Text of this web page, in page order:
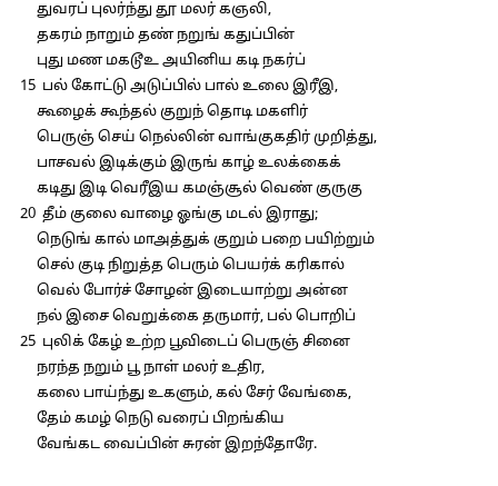
துவரப் புலர்ந்து தூ மலர் கஞலி,
தகரம் நாறும் தண் நறுங் கதுப்பின்
புது மண மகடூஉ அயினிய கடி நகர்ப்
15 பல் கோட்டு அடுப்பில் பால் உலை இரீஇ,
கூழைக் கூந்தல் குறுந் தொடி மகளிர்
பெருஞ் செய் நெல்லின் வாங்குகதிர் முறித்து,
பாசவல் இடிக்கும் இருங் காழ் உலக்கைக்
கடிது இடி வெரீஇய கமஞ்சூல் வெண் குருகு
20 தீம் குலை வாழை ஓங்கு மடல் இராது;
நெடுங் கால் மாஅத்துக் குறும் பறை பயிற்றும்
செல் குடி நிறுத்த பெரும் பெயர்க் கரிகால்
வெல் போர்ச் சோழன் இடையாற்று அன்ன
நல் இசை வெறுக்கை தருமார், பல் பொறிப்
25 புலிக் கேழ் உற்ற பூவிடைப் பெருஞ் சினை
நரந்த நறும் பூ நாள் மலர் உதிர,
கலை பாய்ந்து உகளும், கல் சேர் வேங்கை,
தேம் கமழ் நெடு வரைப் பிறங்கிய
வேங்கட வைப்பின் சுரன் இறந்தோரே.